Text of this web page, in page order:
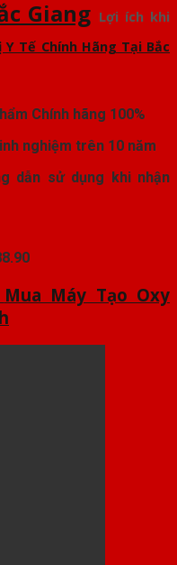
Giang Lợi ích khi
Y Tế Chính Hãng Tại Bắc
Chính hãng 100%
nghiệm trên 10 năm
dẫn sử dụng khi nhận
Mua Máy Tạo Oxy